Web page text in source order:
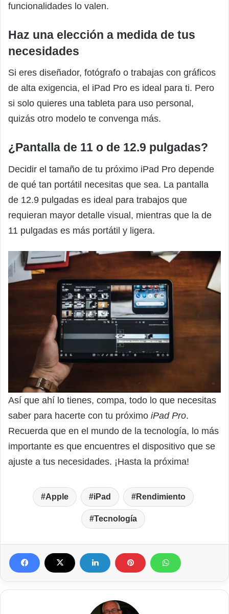
funcionalidades lo valen.
Haz una elección a medida de tus
necesidades
Si eres diseñador, fotógrafo o trabajas con gráficos
de alta exigencia, el iPad Pro es ideal para ti. Pero
si solo quieres una tableta para uso personal,
quizás otro modelo te convenga más.
¿Pantalla de 11 o de 12.9 pulgadas?
Decidir el tamaño de tu próximo iPad Pro depende
de qué tan portátil necesitas que sea. La pantalla
de 12.9 pulgadas es ideal para trabajos que
requieran mayor detalle visual, mientras que la de
11 pulgadas es más portátil y ligera.
Así que ahí lo tienes, compa, todo lo que necesitas
saber para hacerte con tu próximo iPad Pro.
Recuerda que en el mundo de la tecnología, lo más
importante es que encuentres el dispositivo que se
ajuste a tus necesidades. ¡Hasta la próxima!
Apple iPad Rendimiento
Tecnología